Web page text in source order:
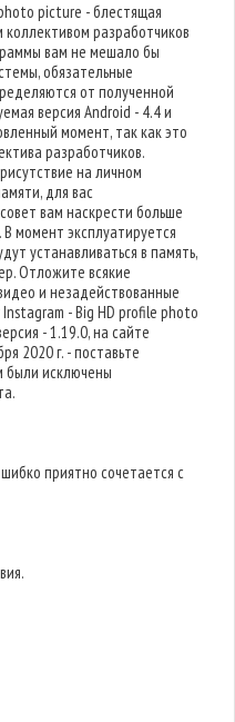
picture - блестящая
разработчиков
вам не мешало бы
обязательные
от полученной
версия Android - 4.4 и
момент, так как это
разработчиков.
на личном
для вас
вам наскрести больше
момент эксплуатируется
устанавливаться в память,
Отложите всякие
и незадействованные
- Big HD profile photo
- 1.19.0, на сайте
2020 г. - поставьте
были исключены
приятно сочетается с